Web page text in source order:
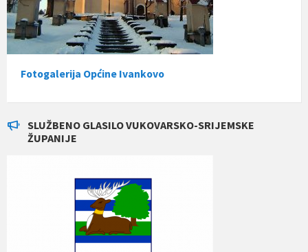
Fotogalerija Općine Ivankovo
SLUŽBENO GLASILO VUKOVARSKO-SRIJEMSKE
ŽUPANIJE